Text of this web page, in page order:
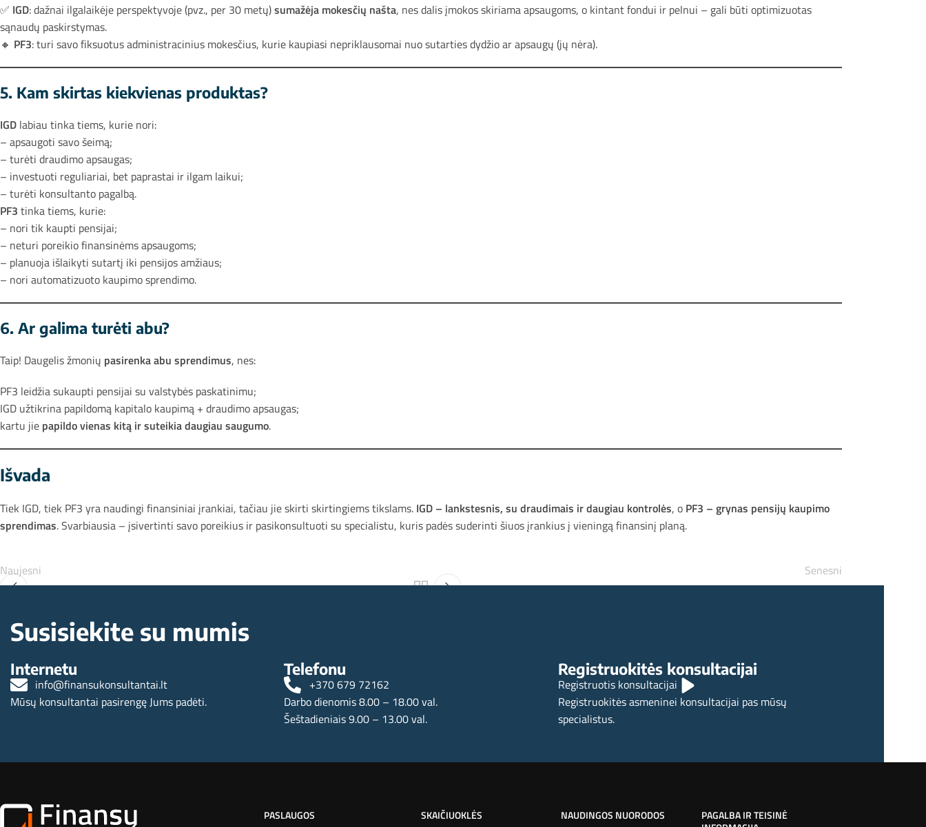
✅ IGD: dažnai ilgalaikėje perspektyvoje (pvz., per 30 metų)sumažėja mokesčių našta, nes dalis įmokos skiriama apsaugoms, o kintant fondui ir pelnui – gali būti optimizuotas
sąnaudų paskirstymas.
🔸 PF3: turi savo fiksuotus administracinius mokesčius, kurie kaupiasi nepriklausomai nuo sutarties dydžio ar apsaugų (jų nėra).
5. Kam skirtas kiekvienas produktas?
IGD labiau tinka tiems, kurie nori:
– apsaugoti savo šeimą;
– turėti draudimo apsaugas;
– investuoti reguliariai, bet paprastai ir ilgam laikui;
– turėti konsultanto pagalbą.
PF3 tinka tiems, kurie:
– nori tik kaupti pensijai;
– neturi poreikio finansinėms apsaugoms;
– planuoja išlaikyti sutartį iki pensijos amžiaus;
– nori automatizuoto kaupimo sprendimo.
6. Ar galima turėti abu?
Taip! Daugelis žmonių pasirenka abu sprendimus, nes:
PF3 leidžia sukaupti pensijai su valstybės paskatinimu;
IGD užtikrina papildomą kapitalo kaupimą + draudimo apsaugas;
kartu jie papildo vienas kitą ir suteikia daugiau saugumo.
Išvada
Tiek IGD, tiek PF3 yra naudingi finansiniai įrankiai, tačiau jie skirti skirtingiems tikslams. IGD – lankstesnis, su draudimais ir daugiau kontrolės, o PF3 – grynas pensijų kaupimo
sprendimas. Svarbiausia – įsivertinti savo poreikius ir pasikonsultuoti su specialistu, kuris padės suderinti šiuos įrankius į vieningą finansinį planą.
Naujesni
Ekonomikos pulsas: 10 svarbiausių naujienų iš Lietuvos ir pasaulio 2025-08-
Senesni
Ekonomikos pulsas: 10 svarbiausių naujienų iš Lietuvos ir pasaulio 2025-07-
Susisiekite su mumis
Internetu
info@finansukonsultantai.lt
Mūsų konsultantai pasirengę Jums padėti.
Telefonu
+370 679 72162
Darbo dienomis 8.00 – 18.00 val.
Šeštadieniais 9.00 – 13.00 val.
Registruokitės konsultacijai
Registruotis konsultacijai
Registruokitės asmeninei konsultacijai pas mūsų
specialistus.
PASLAUGOS SKAIČIUOKLĖS NAUDINGOS NUORODOS
PAGALBA IR TEISINĖ